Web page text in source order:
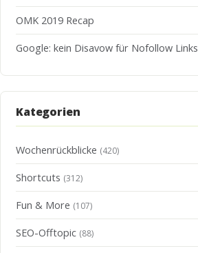
OMK 2019 Recap
Google: kein Disavow für Nofollow Links
Kategorien
Wochenrückblicke (420)
Shortcuts (312)
Fun & More (107)
SEO-Offtopic (88)